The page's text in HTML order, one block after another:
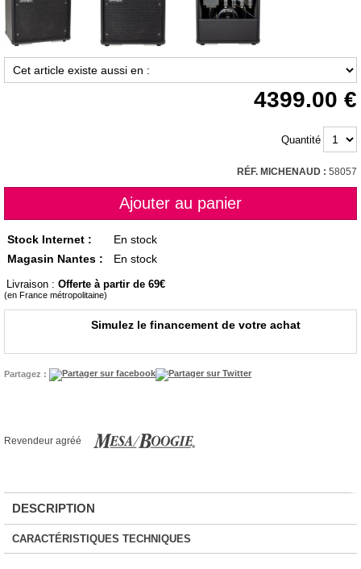
4399.00
Quantité
RÉF. MICHENAUD : 58057
Stock Internet :
En stock
Magasin Nantes :
En stock
Livraison : Offerte à partir de 69
(en France métropolitaine)
Simulez le financement de votre achat
Partagez :
Revendeur agréé
DESCRIPTION
CARACTÉRISTIQUES TECHNIQUES